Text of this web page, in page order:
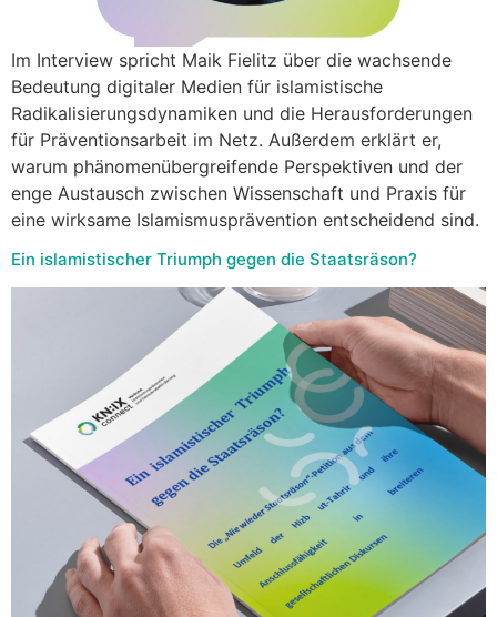
Im Interview spricht Maik Fielitz über die wachsende
Bedeutung digitaler Medien für islamistische
Radikalisierungsdynamiken und die Herausforderungen
für Präventionsarbeit im Netz. Außerdem erklärt er,
warum phänomenübergreifende Perspektiven und der
enge Austausch zwischen Wissenschaft und Praxis für
eine wirksame Islamismusprävention entscheidend sind.
Ein islamistischer Triumph gegen die Staatsräson?